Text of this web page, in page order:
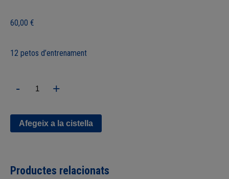
60,00 €
12 petos d’entrenament
-
de
petos
+
Afegeix a la cistella
Productes relacionats